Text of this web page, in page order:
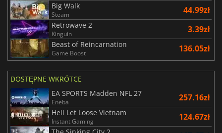
Big Walk
Steam 44.99zł
Retrowave 2
Kinguin 3.39zł
Beast of Reincarnation
Game Boost 136.05zł
DOSTĘPNE WKRÓTCE
EA SPORTS Madden NFL 27
Eneba 257.16zł
Hell Let Loose Vietnam
Instant Gaming 124.67zł